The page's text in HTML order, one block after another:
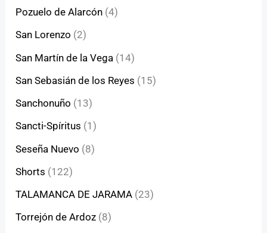
Pozuelo de Alarcón (4)
San Lorenzo (2)
San Martín de la Vega (14)
San Sebasián de los Reyes (15)
Sanchonuño (13)
Sancti-Spíritus (1)
Seseña Nuevo (8)
Shorts (122)
TALAMANCA DE JARAMA (23)
Torrejón de Ardoz (8)